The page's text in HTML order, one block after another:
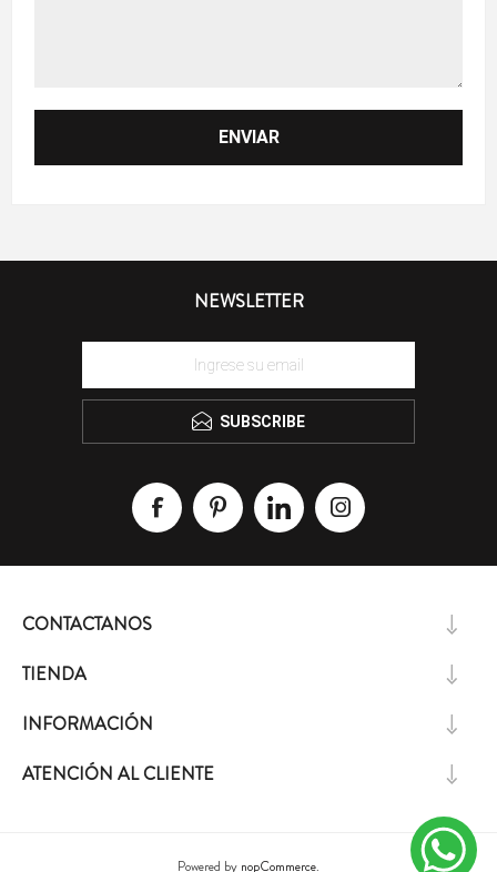
NEWSLETTER
SUBSCRIBE
CONTACTANOS
TIENDA
INFORMACIÓN
ATENCIÓN AL CLIENTE
Powered by nopCommerce.